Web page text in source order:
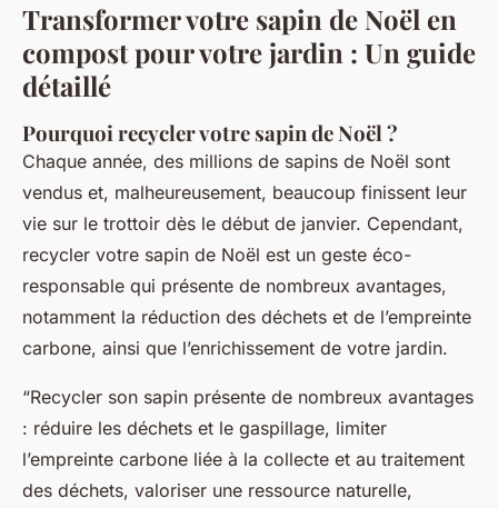
Transformer votre sapin de
Noël en compost pour votre
jardin
Antoine•15 janvier 2025•6 min de lecture
Transformer votre sapin de Noël en
compost pour votre jardin : Un guide
détaillé
Pourquoi recycler votre sapin de Noël ?
Chaque année, des millions de sapins de Noël sont
vendus et, malheureusement, beaucoup finissent leur
vie sur le trottoir dès le début de janvier. Cependant,
recycler votre sapin de Noël est un geste éco-
responsable qui présente de nombreux avantages,
notamment la réduction des déchets et de l’empreinte
carbone, ainsi que l’enrichissement de votre jardin.
“Recycler son sapin présente de nombreux avantages
: réduire les déchets et le gaspillage, limiter
l’empreinte carbone liée à la collecte et au traitement
des déchets, valoriser une ressource naturelle,